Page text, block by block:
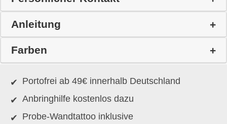
Anleitung
Farben
Portofrei ab 49€ innerhalb Deutschland
Anbringhilfe kostenlos dazu
Probe-Wandtattoo inklusive